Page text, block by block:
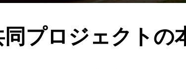
プロジェクトの